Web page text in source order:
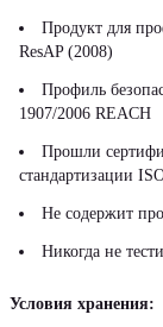
Продукт для
ResAP (2008)
Профиль
1907/2006 REACH
Прошли
стандартизации
Не содержит
Никогда не
Условия хранения: